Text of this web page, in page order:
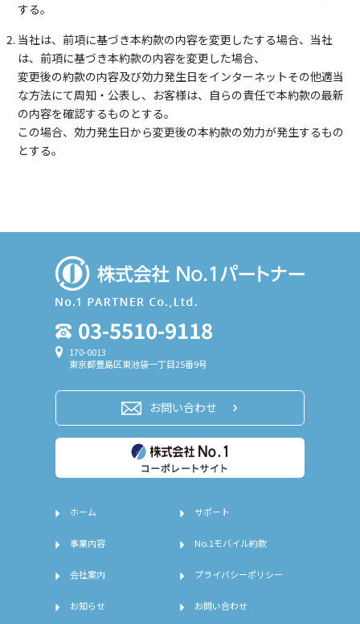
する。
当社は、前項に基づき本約款の内容を変更したする場合、当社
は、前項に基づき本約款の内容を変更した場合、
変更後の約款の内容及び効力発生日をインターネットその他適当
な方法にて周知・公表し、お客様は、自らの責任で本約款の最新
の内容を確認するものとする。
この場合、効力発生日から変更後の本約款の効力が発生するもの
とする。
03-5510-9118
170-0013
東京都豊島区東池袋一丁目25番9号
お問い合わせ
ホーム
事業内容
会社案内
お知らせ
サポート
No.1モバイル約款
プライバシーポリシー
お問い合わせ